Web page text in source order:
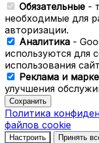
Обязательные -
необходимые для
авторизации.
Аналитика -
используются для
использования
Реклама и
улучшения
Сохранить
Политика
файлов cookie
Настроить
Принять